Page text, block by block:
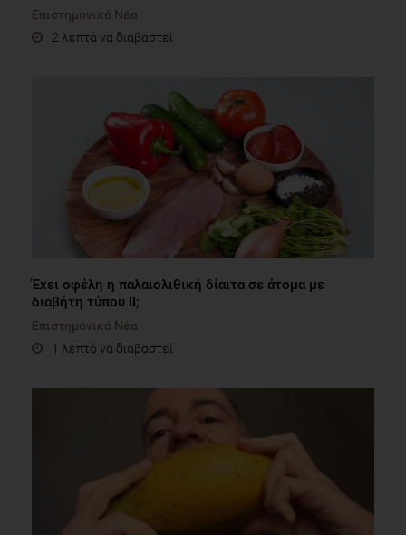
Επιστημονικά Νέα
2 λεπτά να διαβαστεί
Έχει οφέλη η παλαιολιθική δίαιτα σε άτομα με
διαβήτη τύπου ΙΙ;
Επιστημονικά Νέα
1 λεπτό να διαβαστεί